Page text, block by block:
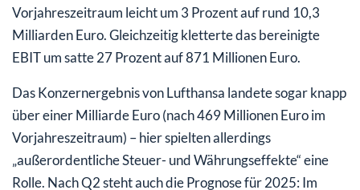
Vorjahreszeitraum leicht um 3 Prozent auf rund 10,3
Milliarden Euro. Gleichzeitig kletterte das bereinigte
EBIT um satte 27 Prozent auf 871 Millionen Euro.
Das Konzernergebnis von Lufthansa landete sogar knapp
über einer Milliarde Euro (nach 469 Millionen Euro im
Vorjahreszeitraum) – hier spielten allerdings
„außerordentliche Steuer- und Währungseffekte“ eine
Rolle. Nach Q2 steht auch die Prognose für 2025: Im